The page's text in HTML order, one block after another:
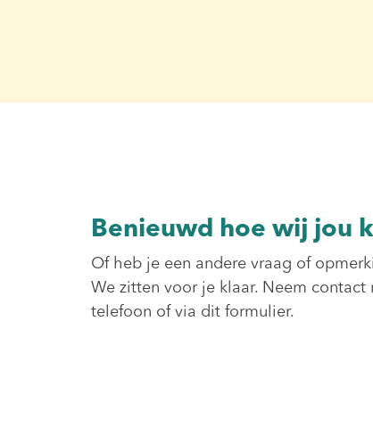
Benieuwd hoe wij jou
Of heb je een andere vraag of
We zitten voor je klaar. Neem contact
telefoon of via dit formulier.